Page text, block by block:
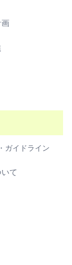
画
ガイドライン
て